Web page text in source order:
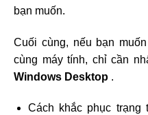
bạn muốn.
Cuối cùng, nếu bạn
cùng máy tính, chỉ cần
Windows Desktop .
Cách khắc phục trạng